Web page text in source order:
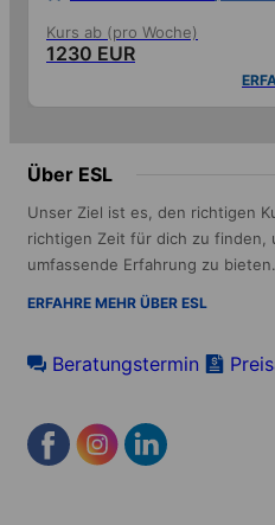
Kurs ab (pro Woche)
1230 EUR
Über ESL
Unser Ziel ist es, den richtigen
richtigen Zeit für dich zu finden,
umfassende Erfahrung zu bieten.
ERFAHRE MEHR ÜBER ESL
Beratungstermin